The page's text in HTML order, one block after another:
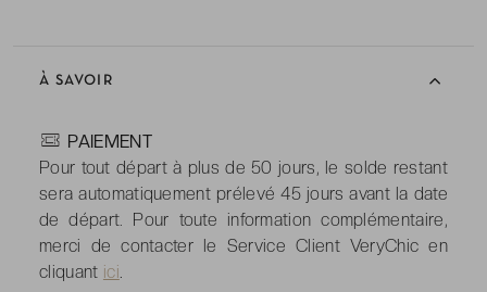
À SAVOIR
PAIEMENT
Pour tout départ à plus de 50 jours, le solde restant
sera automatiquement prélevé 45 jours avant la date
de départ. Pour toute information complémentaire,
merci de contacter le Service Client VeryChic en
cliquant ici